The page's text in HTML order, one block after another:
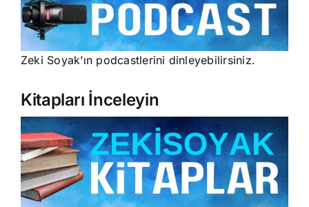
Zeki Soyak’ın podcastlerini dinleyebilirsiniz.
Kitapları İnceleyin